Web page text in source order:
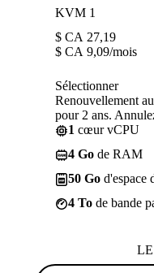
KVM 1
$ CA 27,19
$ CA 9,09/mois
Sélectionner
Renouvellement
pour 2 ans.
1 cœur vCPU
4 Go de RAM
50 Go d'espace
4 To de bande